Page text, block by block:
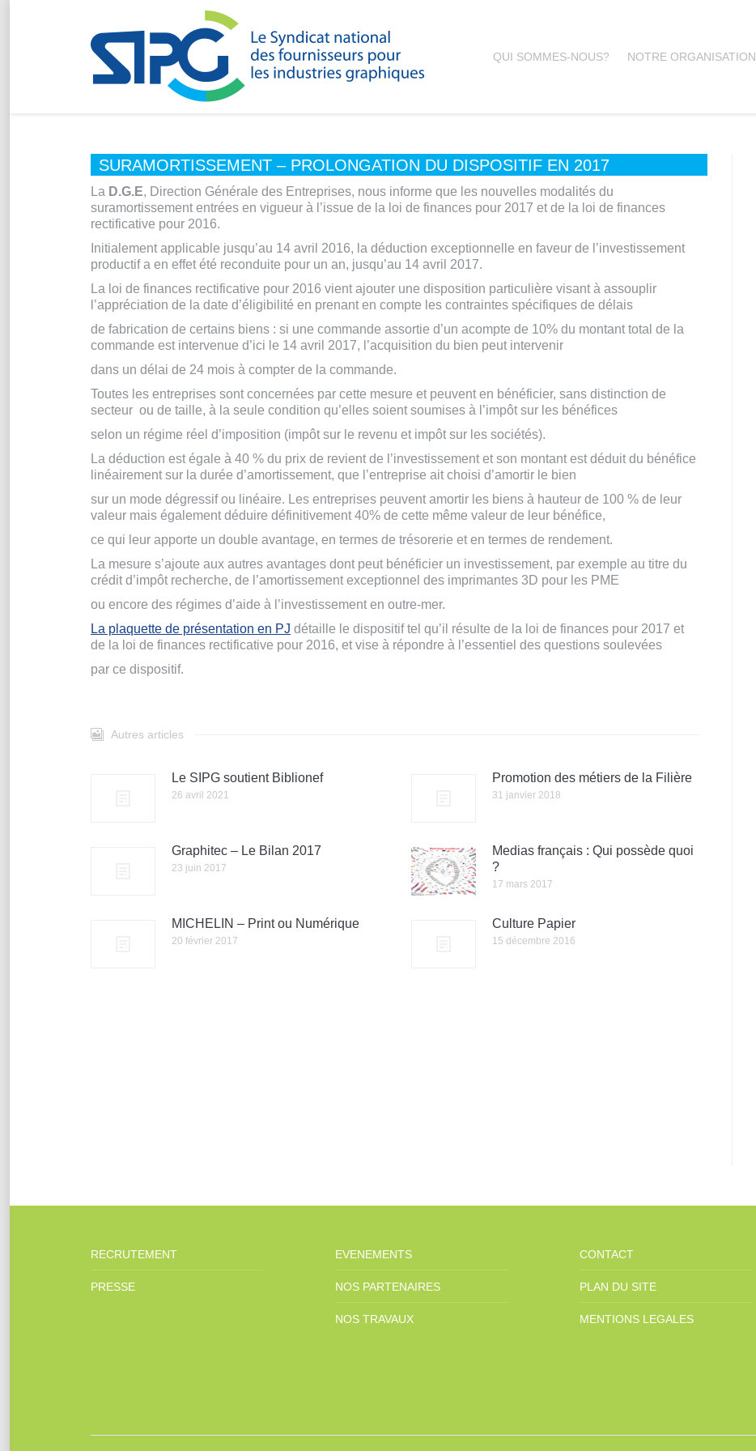
QUI SOMMES-NOUS? NOTRE ORGANISATION
SURAMORTISSEMENT – PROLONGATION DU DISPOSITIF EN 2017
La D.G.E, Direction Générale des Entreprises, nous informe que les nouvelles modalités du
suramortissement entrées en vigueur à l’issue de la loi de finances pour 2017 et de la loi de finances
rectificative pour 2016.
Initialement applicable jusqu’au 14 avril 2016, la déduction exceptionnelle en faveur de l’investissement
productif a en effet été reconduite pour un an, jusqu’au 14 avril 2017.
La loi de finances rectificative pour 2016 vient ajouter une disposition particulière visant à assouplir
l’appréciation de la date d’éligibilité en prenant en compte les contraintes spécifiques de délais
de fabrication de certains biens : si une commande assortie d’un acompte de 10% du montant total de la
commande est intervenue d’ici le 14 avril 2017, l’acquisition du bien peut intervenir
dans un délai de 24 mois à compter de la commande.
Toutes les entreprises sont concernées par cette mesure et peuvent en bénéficier, sans distinction de
secteur ou de taille, à la seule condition qu’elles soient soumises à l’impôt sur les bénéfices
selon un régime réel d’imposition (impôt sur le revenu et impôt sur les sociétés).
La déduction est égale à 40 % du prix de revient de l’investissement et son montant est déduit du bénéfice
linéairement sur la durée d’amortissement, que l’entreprise ait choisi d’amortir le bien
sur un mode dégressif ou linéaire. Les entreprises peuvent amortir les biens à hauteur de 100 % de leur
valeur mais également déduire définitivement 40% de cette même valeur de leur bénéfice,
ce qui leur apporte un double avantage, en termes de trésorerie et en termes de rendement.
La mesure s’ajoute aux autres avantages dont peut bénéficier un investissement, par exemple au titre du
crédit d’impôt recherche, de l’amortissement exceptionnel des imprimantes 3D pour les PME
ou encore des régimes d’aide à l’investissement en outre-mer.
La plaquette de présentation en PJ détaille le dispositif tel qu’il résulte de la loi de finances pour 2017 et
de la loi de finances rectificative pour 2016, et vise à répondre à l’essentiel des questions soulevées
par ce dispositif.
Autres articles
Le SIPG soutient Biblionef
26 avril 2021
Promotion des métiers de la Filière
31 janvier 2018
Graphitec – Le Bilan 2017
23 juin 2017
Medias français : Qui possède quoi
?
17 mars 2017
MICHELIN – Print ou Numérique
20 février 2017
Culture Papier
15 décembre 2016
RECRUTEMENT
PRESSE
EVENEMENTS
NOS PARTENAIRES
NOS TRAVAUX
CONTACT
PLAN DU SITE
MENTIONS LEGALES